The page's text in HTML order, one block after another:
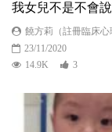
我女兒不是不會
饒方莉（註冊臨床心
23/11/2020
14.9K
3